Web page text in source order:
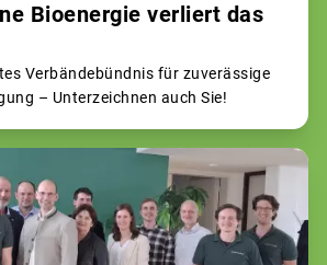
Bioenergie verliert das
Verbändebündnis für zuverässige
– Unterzeichnen auch Sie!